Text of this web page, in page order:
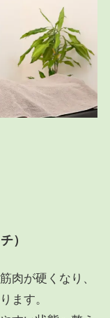
）
肉が硬くなり、
ます。